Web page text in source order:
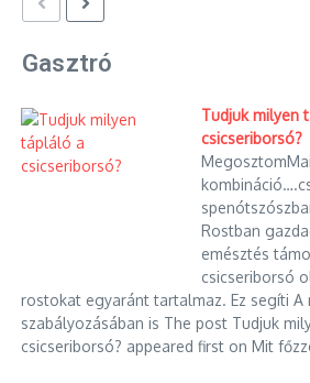
Gasztró
Tudjuk milyen
csicseriborsó?
Rostban
emésztés
csicseriborsó
rostokat egyaránt tartalmaz. Ez segíti A
szabályozásában is The post Tudjuk
csicseriborsó? appeared first on Mit